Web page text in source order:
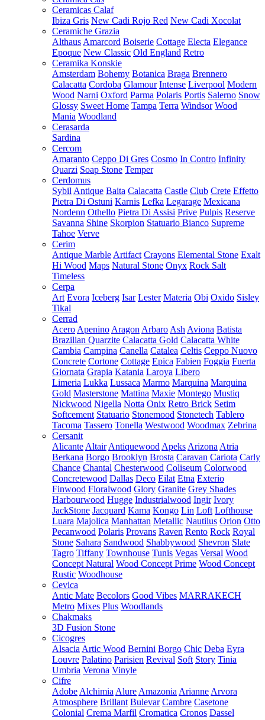
Ceramicas Calaf
Ibiza Gris New Cadi Rojo Red New Cadi Xocolat
Ceramiche Grazia
Althaus Amarcord Boiserie Cottage Electa Elegance
Epoque New Classic Old England Retro
Ceramika Konskie
Amsterdam Bohemy Botanica Braga Brennero
Calacatta Cordoba Glamour Intense Liverpool Modern
Wood Narni Oxford Parma Polaris Portis Salerno Snow
Glossy Sweet Home Tampa Terra Windsor Wood
Mania Woodland
Cerasarda
Sardina
Cercom
Amaranto Ceppo Di Gres Cosmo In Contro Infinity
Quarzi Soap Stone Temper
Cerdomus
Sybil Antique Baita Calacatta Castle Club Crete Effetto
Pietra Di Ostuni Karnis Lefka Legarage Mexicana
Nordenn Othello Pietra Di Assisi Prive Pulpis Reserve
Savanna Shine Skorpion Statuario Bianco Supreme
Tahoe Verve
Cerim
Antique Marble Artifact Crayons Elemental Stone Exalt
Hi Wood Maps Natural Stone Onyx Rock Salt
Timeless
Cerpa
Art Evora Iceberg Isar Lester Materia Obi Oxido Sisley
Tikal
Cerrad
Acero Apenino Aragon Arbaro Ash Aviona Batista
Brazilian Quarzite Calacatta Gold Calacatta White
Cambia Campina Canella Catalea Celtis Ceppo Nuovo
Concrete Cortone Cottage Epica Fabien Foggia Fuerta
Giornata Grapia Katania Laroya Libero
Limeria Lukka Lussaca Marmo Marquina Marquina
Gold Masterstone Mattina Maxie Montego Mustiq
Nickwood Nigella Notta Onix Retro Brick Setim
Softcement Statuario Stonemood Stonetech Tablero
Tacoma Tassero Tonella Westwood Woodmax Zebrina
Cersanit
Alicante Altair Antiquewood Apeks Arizona Atria
Berkana Borgo Brooklyn Brosta Caravan Cariota Carly
Chance Chantal Chesterwood Coliseum Colorwood
Concretewood Dallas Deco Eilat Etna Exterio
Finwood Floralwood Glory Granite Grey Shades
Harbourwood Hugge Industrialwood Ingir Ivory
JackStone Jacquard Kama Kongo Lin Loft Lofthouse
Luara Majolica Manhattan Metallic Nautilus Orion Otto
Pecanwood Polaris Provans Raven Rento Rock Royal
Stone Sahara Sandwood Shabbywood Shevron Slate
Tagro Tiffany Townhouse Tunis Vegas Versal Wood
Concept Natural Wood Concept Prime Wood Concept
Rustic Woodhouse
Cevica
Antic Mate Becolors Good Vibes MARRAKECH
Metro Mixes Plus Woodlands
Chakmaks
3D Fusion Stone
Cicogres
Alsacia Artic Wood Bernini Borgo Chic Deba Eyra
Louvre Palatino Parisien Revival Soft Story Tinia
Umbria Verona Vinyle
Cifre
Adobe Alchimia Alure Amazonia Arianne Arvora
Atmosphere Brillant Bulevar Cambre Casetone
Colonial Crema Marfil Cromatica Cronos Dassel